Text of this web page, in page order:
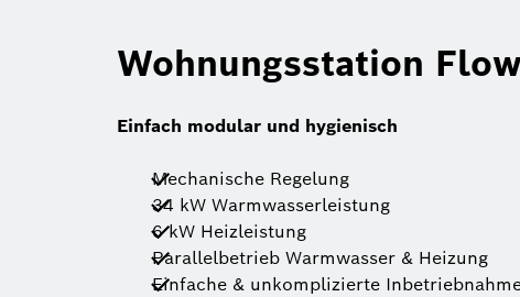
Wohnungsstation
Einfach modular und hygienisch
Mechanische Regelung
34 kW Warmwasserleistung
6 kW Heizleistung
Parallelbetrieb Warmwasser & Heizung
Einfache & unkomplizierte